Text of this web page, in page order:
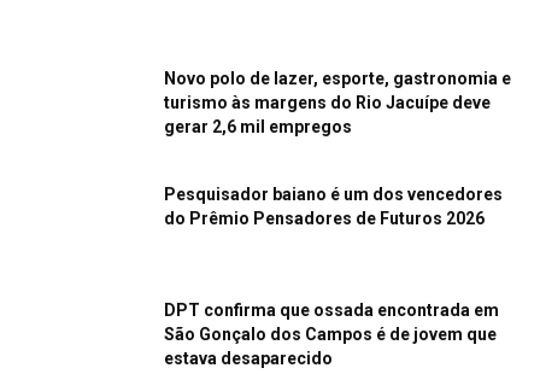
Novo polo de lazer, esporte, gastronomia e
turismo às margens do Rio Jacuípe deve
gerar 2,6 mil empregos
Pesquisador baiano é um dos vencedores
do Prêmio Pensadores de Futuros 2026
DPT confirma que ossada encontrada em
São Gonçalo dos Campos é de jovem que
estava desaparecido